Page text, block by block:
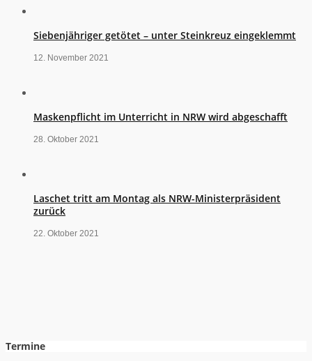
Siebenjähriger getötet – unter Steinkreuz eingeklemmt
12. November 2021
Maskenpflicht im Unterricht in NRW wird abgeschafft
28. Oktober 2021
Laschet tritt am Montag als NRW-Ministerpräsident
zurück
22. Oktober 2021
Termine